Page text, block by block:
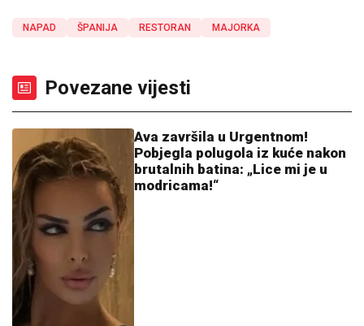
NAPAD ŠPANIJA RESTORAN MAJORKA
Povezane vijesti
Ava završila u Urgentnom!
Pobjegla polugola iz kuće nakon
brutalnih batina: „Lice mi je u
modricama!“